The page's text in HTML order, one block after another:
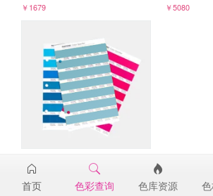
￥1679
￥5080
15-4712TPG
￥98
首页 色彩查询 色库资源